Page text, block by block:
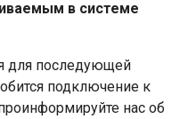
в системе
для последующей
подключение к
нас об